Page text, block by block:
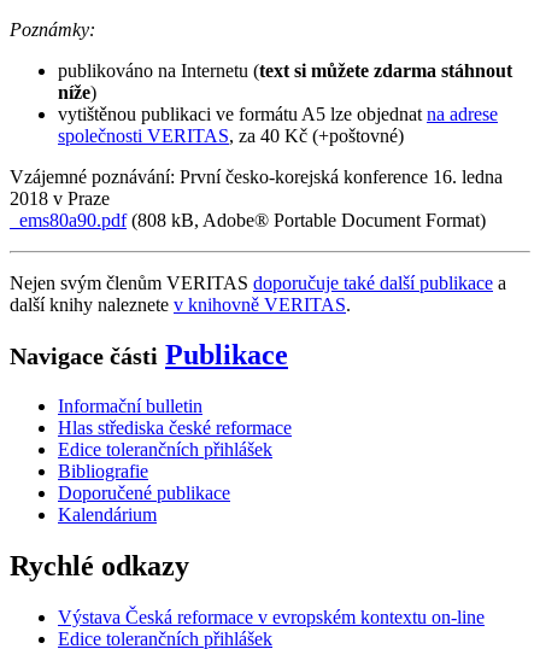
Poznámky:
publikováno na Internetu (text si můžete zdarma stáhnout
níže)
vytištěnou publikaci ve formátu A5 lze objednat na adrese
společnosti VERITAS, za 40 Kč (+poštovné)
Vzájemné poznávání: První česko-korejská konference 16. ledna
2018 v Praze
ems80a90.pdf(808 kB, Adobe® Portable Document Format)
Nejen svým členům VERITAS doporučuje také další publikace a
další knihy naleznete v knihovně VERITAS.
Navigace části Publikace
Informační bulletin
Hlas střediska české reformace
Edice tolerančních přihlášek
Bibliografie
Doporučené publikace
Kalendárium
Rychlé odkazy
Výstava Česká reformace v evropském kontextu on-line
Edice tolerančních přihlášek